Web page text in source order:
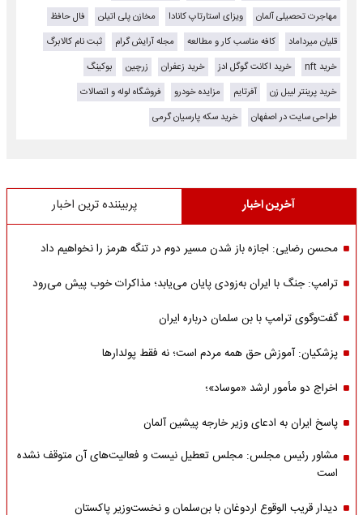
مهاجرت تحصیلی آلمان
ویزای استارتاپ کانادا مخازن پلی اتیلن
فال حافظ
قلیان میرداماد
کافه مناسب کار و مطالعه مجله آرایش گرام
ثبت نام کالابرگ
خرید nft
خرید اکانت گوگل ادز خرید زعفران زرچین
بوکینگ
خرید پرینتر لیبل زن
آفرتایم مزایده خودرو
فروشگاه لوله و اتصالات
طراحی سایت در اصفهان
خرید سکه پارسیان گرمی
آخرین اخبار پربیننده ترین اخبار
محسن رضایی: اجازه باز شدن مسیر دوم در تنگه هرمز را نخواهیم داد
ترامپ: جنگ با ایران به‌زودی پایان می‌یابد؛ مذاکرات خوب پیش می‌رود
گفت‌وگوی ترامپ با بن سلمان درباره ایران
پزشکیان: آموزش حق همه مردم است؛ نه فقط پولدارها
اخراج دو مأمور ارشد «موساد»؛
پاسخ ایران به ادعای وزیر خارجه پیشین آلمان
مشاور رئیس مجلس: مجلس تعطیل نیست و فعالیت‌های آن متوقف نشده
است
دیدار قریب الوقوع اردوغان با بن‌سلمان و نخست‌وزیر پاکستان